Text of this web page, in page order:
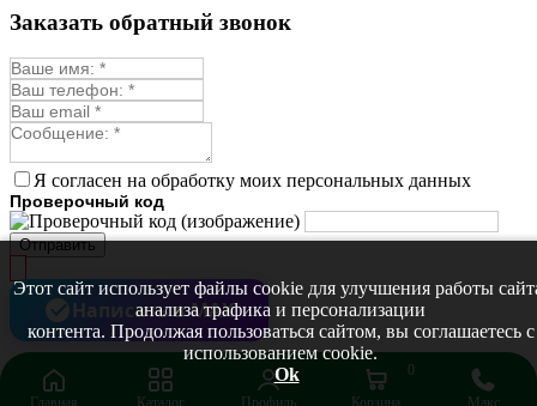
Репешок
Синюха
Смесь лекарственных
Стевия
Тимьян ползучий (чабрец)
Фенхель лекарственный
Цикорий лекарственный
Череда лекарственная
Чернокорень
Шалфей
Семена ягод
Брусника
Голубика
Этот сайт использует файлы cookie для улучшения работы
анализа трафика и персонализации
контента. Продолжая пользоваться сайтом, вы соглашаетесь с
использованием cookie.
Ok
Заказать обратный звонок
Я согласен на обработку моих персональных данных
Проверочный код
Отправить
Главная Каталог Профиль
0
Корзина
Макс
Написать в MAX